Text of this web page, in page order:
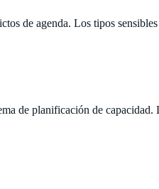
de agenda. Los tipos
de planificación de